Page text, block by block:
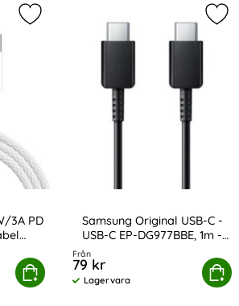
3A PD
Köp
USB-C-USB-C Kabel UltraBoost
Markera tech-Protect 2m 60W/3A
Samsung Original USB-C -
USB-C EP-DG977BBE, 1m -
Art. nr 13857
Från
79 kr
Tillgänglighet:
Lagervara
Köp
Samsung Original USB-C - USB-